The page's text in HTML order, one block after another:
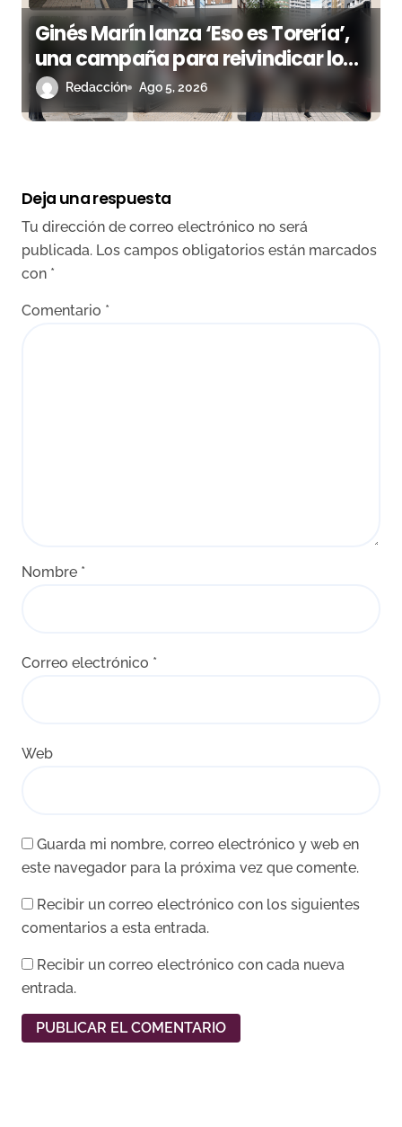
Ginés Marín lanza ‘Eso es Torería’,
una campaña para reivindicar los
valores del toreo más allá del ruedo
Redacción Ago 5, 2026
Deja una respuesta
Tu dirección de correo electrónico no será
publicada. Los campos obligatorios están marcados
con *
Comentario *
Nombre *
Correo electrónico *
Web
Guarda mi nombre, correo electrónico y web en
este navegador para la próxima vez que comente.
Recibir un correo electrónico con los siguientes
comentarios a esta entrada.
Recibir un correo electrónico con cada nueva
entrada.